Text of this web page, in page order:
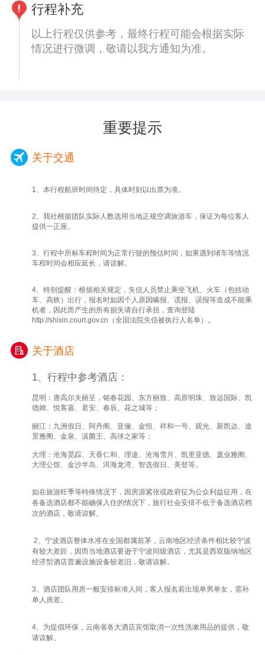
行程补充
以上行程仅供参考，最终行程可能会根据实际
情况进行微调，敬请以我方通知为准。
重要提示
关于交通
1、本行程航班时间待定，具体时刻以出票为准。
2、我社根据团队实际人数选用当地正规空调旅游车，保证为每位客人
提供一正座。
3、行程中所标车程时间为正常行驶的预估时间，如果遇到堵车等情况
车程时间会相应延长，请谅解。
4、特别提醒：根据相关规定，失信人员禁止乘坐飞机、火车（包括动
车、高铁）出行，报名时如因个人原因瞒报、谎报、误报等造成不能乘
机者，因此而产生的所有损失请自行承担，查询登陆
http://shixin.court.gov.cn（全国法院失信被执行人名单）。
关于酒店
1、行程中参考酒店：
昆明：唐高尔夫丽呈，铭春花园、东方丽致、高原明珠、致远国际、凯
德姆、悦客嘉、君安、春辰、花之城等；
丽江：九洲假日、阿丹阁、亚俪、金恒、祥和一号、观光、新凯达、途
景雅阁、金泉、滇菌王、高俅之家等；
大理：沧海觅踪、天香仁和、理途、沧海雪月、凯里亚德、庞业雅阁、
大理公馆、金沙半岛、洱海龙湾、智选假日、美登等。
如在旅游旺季等特殊情况下，因房源紧张或政府征为公众利益征用，在
各备选酒店都不能确保入住的情况下，旅行社会安排不低于备选酒店档
次的酒店，敬请谅解。
2、宁波酒店整体水准在全国都属前茅，云南地区经济条件相比较宁波
有较大差距，因而当地酒店要逊于宁波同级酒店，尤其是西双版纳地区
经济型酒店普遍设施设备较老旧，敬请谅解。
3、酒店团队用房一般安排标准人间，客人报名若出现单男单女，需补
单人房差。
4、为提倡环保，云南省各大酒店宾馆取消一次性洗漱用品的提供，敬
请谅解。